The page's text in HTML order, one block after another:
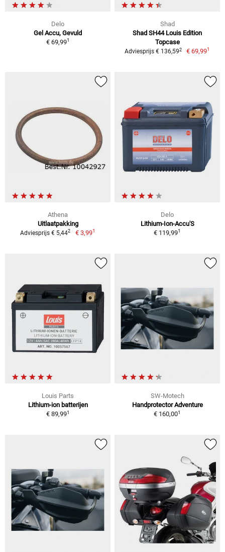
Delo
Gel Accu, Gevuld
€ 69,991
Shad
Shad SH44 Louis Edition
Topcase
Adviesprijs € 136,592 € 69,991
Athena
Uitlaatpakking
Adviesprijs € 5,442 € 3,991
Delo
Lithium-Ion-Accu'S
€ 119,991
Louis Parts
Lithium-ion batterijen
€ 89,991
SW-Motech
Handprotector Adventure
€ 160,001